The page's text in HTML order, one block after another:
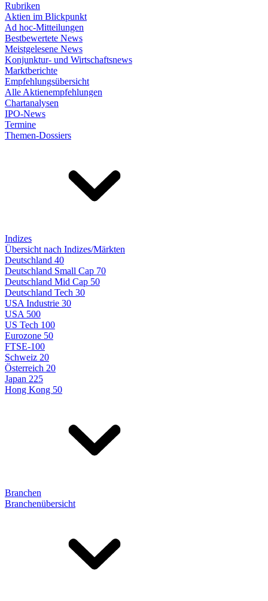
Rubriken
Aktien im Blickpunkt
Ad hoc-Mitteilungen
Bestbewertete News
Meistgelesene News
Konjunktur- und Wirtschaftsnews
Marktberichte
Empfehlungsübersicht
Alle Aktienempfehlungen
Chartanalysen
IPO-News
Termine
Themen-Dossiers
Indizes
Übersicht nach Indizes/Märkten
Deutschland 40
Deutschland Small Cap 70
Deutschland Mid Cap 50
Deutschland Tech 30
USA Industrie 30
USA 500
US Tech 100
Eurozone 50
FTSE-100
Schweiz 20
Österreich 20
Japan 225
Hong Kong 50
Branchen
Branchenübersicht